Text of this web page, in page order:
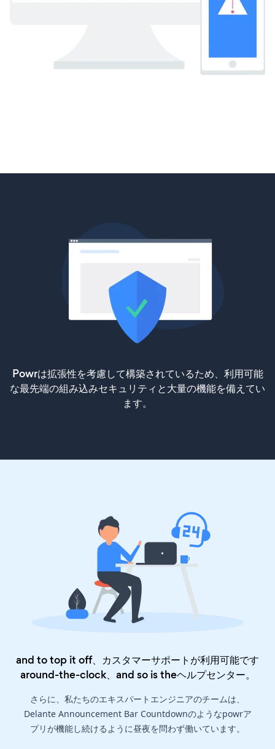
Powrは拡張性を考慮して構築されているため、利用可能
な最先端の組み込みセキュリティと大量の機能を備えてい
ます。
and to top it off、カスタマーサポートが利用可能です
around-the-clock、and so is theヘルプセンター。
さらに、私たちのエキスパートエンジニアのチームは、
Delante Announcement Bar Countdownのようなpowrア
プリが機能し続けるように昼夜を問わず働いています。